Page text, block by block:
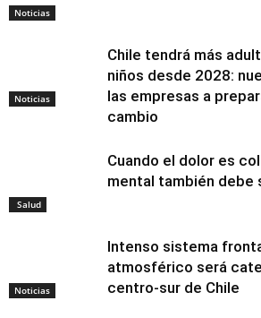
Noticias
Noticias
Chile tendrá más
niños desde 2028:
las empresas a
cambio
Salud
Cuando el dolor es
mental también debe
Noticias
Intenso sistema
atmosférico será
centro-sur de Chile